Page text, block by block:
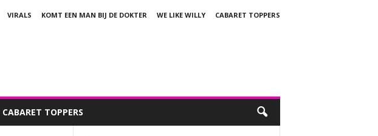
VIRALS KOMT EEN MAN BIJ DE DOKTER WE LIKE WILLY
CABARET TOPPERS
CABARET TOPPERS